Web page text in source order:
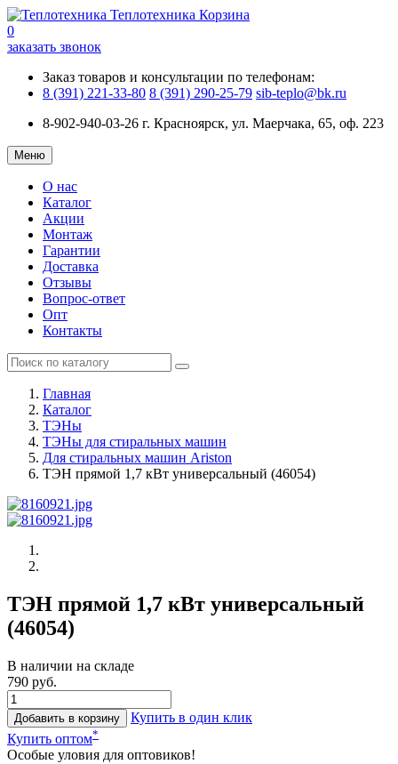
Теплотехника Корзина
0
заказать звонок
Заказ товаров и консультации по телефонам:
8 (391) 221-33-80 8 (391) 290-25-79 sib-teplo@bk.ru
8-902-940-03-26 г. Красноярск, ул. Маерчака, 65, оф. 223
Меню
О нас
Каталог
Акции
Монтаж
Гарантии
Доставка
Отзывы
Вопрос-ответ
Опт
Контакты
Главная
Каталог
ТЭНы
ТЭНы для стиральных машин
Для стиральных машин Ariston
ТЭН прямой 1,7 кВт универсальный (46054)
ТЭН прямой 1,7 кВт универсальный
(46054)
В наличии на складе
790 руб.
Добавить в корзину
Купить в один клик
Купить оптом*
Особые уловия для оптовиков!